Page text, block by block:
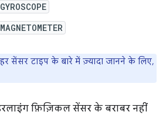
सेंसर टाइप के बारे में ज़्यादा जानने के लिए,
फ़िज़िकल सेंसर के बराबर नहीं